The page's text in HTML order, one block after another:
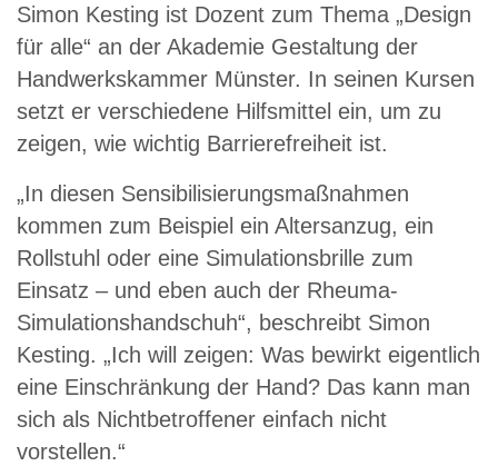
Simon Kesting ist Dozent zum Thema „Design
für alle“ an der Akademie Gestaltung der
Handwerkskammer Münster. In seinen Kursen
setzt er verschiedene Hilfsmittel ein, um zu
zeigen, wie wichtig Barrierefreiheit ist.
„In diesen Sensibilisierungsmaßnahmen
kommen zum Beispiel ein Altersanzug, ein
Rollstuhl oder eine Simulationsbrille zum
Einsatz – und eben auch der Rheuma-
Simulationshandschuh“, beschreibt Simon
Kesting. „Ich will zeigen: Was bewirkt eigentlich
eine Einschränkung der Hand? Das kann man
sich als Nichtbetroffener einfach nicht
vorstellen.“